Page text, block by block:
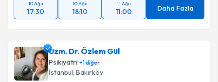
10 Ağu
17:30
10 Ağu
18:10
11 Ağu
11:00 Daha Fazla
Uzm. Dr. Özlem Gül
Psikiyatri +1diğer
İstanbul, Bakırköy